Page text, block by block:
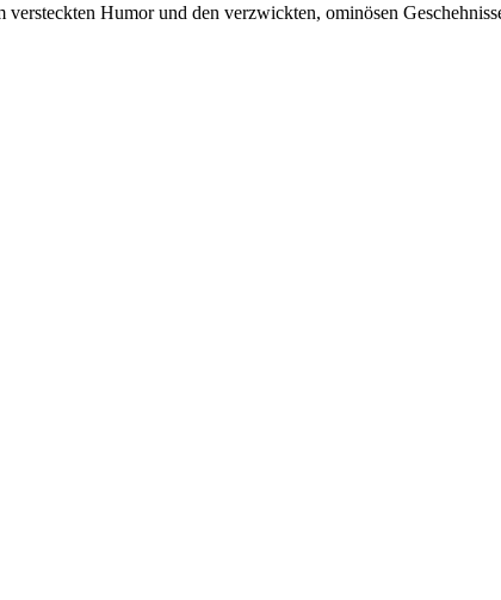
Humor und den verzwickten, ominösen